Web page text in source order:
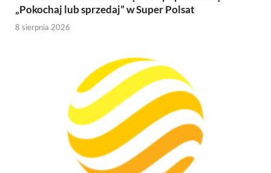
„Pokochaj lub sprzedaj” w Super Polsat
8 sierpnia 2026